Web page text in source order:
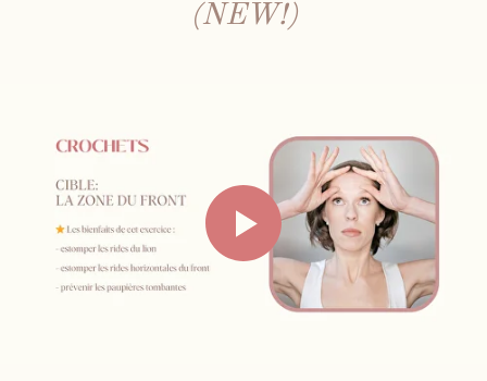
(NEW!)
Me contacter par WhatsApp
Mes cours en présentiel et / ou